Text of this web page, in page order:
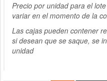
Precio por unidad para el
variar en el momento de la
Las cajas pueden contener
si desean que se saque, se
unidad